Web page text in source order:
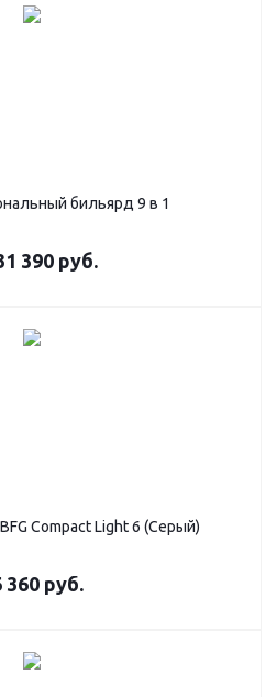
бильярд 9 в 1
390 руб.
Compact Light 6 (Серый)
360 руб.